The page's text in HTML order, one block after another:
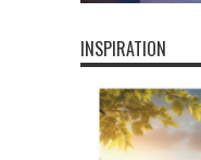
INSPIRATION